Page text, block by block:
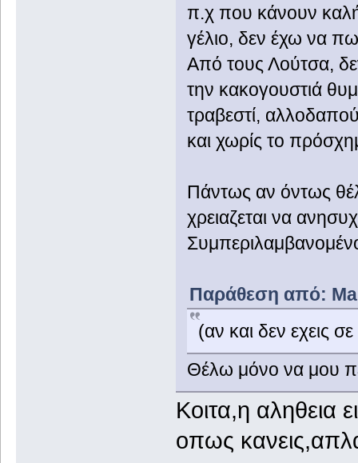
π.χ που κάνουν
γέλιο, δεν έχω να
Από τους Λούτσα,
την κακογουστιά
τραβεστί,
και χωρίς το
Πάντως αν όντως
χρειαζεται να
Παράθεση από:
(αν και δεν εχεις
Θέλω μόνο να μου
Κοιτα,η αληθεια
οπως